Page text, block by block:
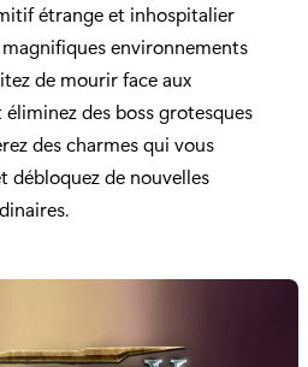
étrange et inhospitalier
magnifiques environnements
de mourir face aux
des boss grotesques
des charmes qui vous
débloquez de nouvelles